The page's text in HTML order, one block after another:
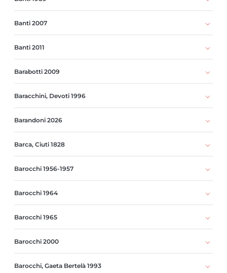
Banti 2007
Banti 2011
Barabotti 2009
Baracchini, Devoti 1996
Barandoni 2026
Barca, Ciuti 1828
Barocchi 1956-1957
Barocchi 1964
Barocchi 1965
Barocchi 2000
Barocchi, Gaeta Bertelà 1993